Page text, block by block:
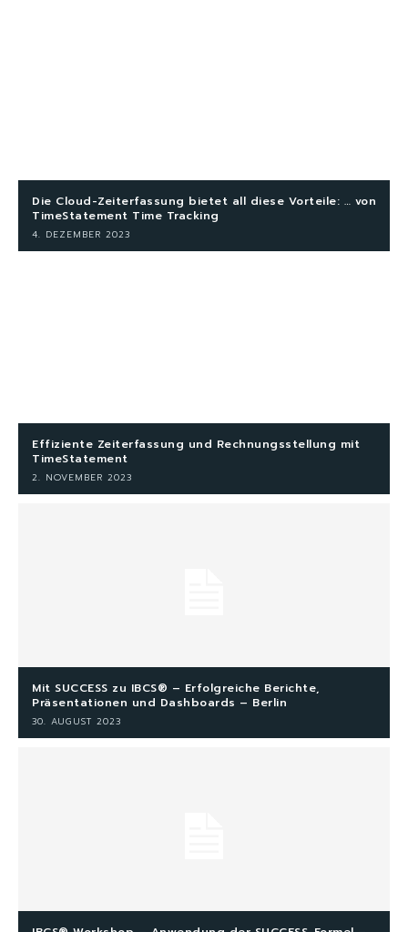
Die Cloud-Zeiterfassung bietet all diese Vorteile: … von
TimeStatement Time Tracking
4. DEZEMBER 2023
Effiziente Zeiterfassung und Rechnungsstellung mit
TimeStatement
2. NOVEMBER 2023
Mit SUCCESS zu IBCS® – Erfolgreiche Berichte,
Präsentationen und Dashboards – Berlin
30. AUGUST 2023